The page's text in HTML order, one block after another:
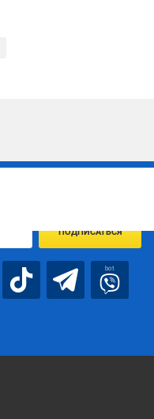
ПОДПИСАТЬСЯ
bot